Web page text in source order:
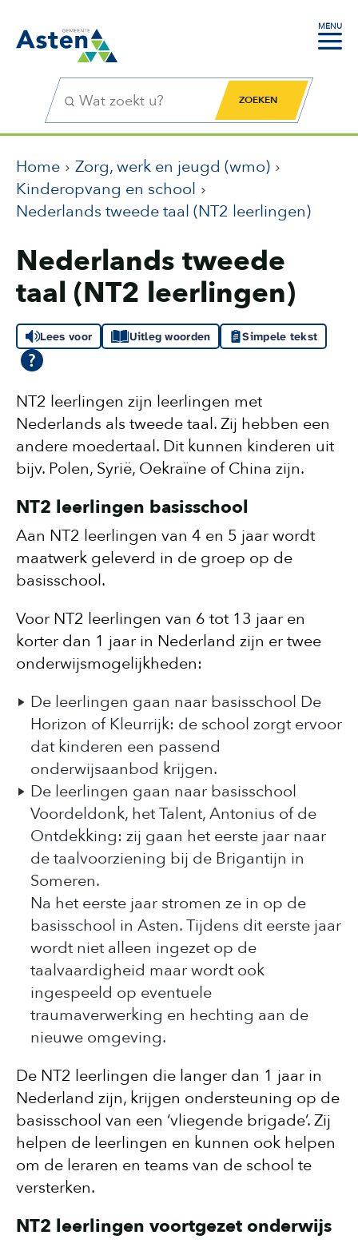
MENU
Zoekfunctie Zoekknop
Home
Zorg, werk en jeugd (wmo)
Kinderopvang en school
Nederlands tweede taal (NT2 leerlingen)
Nederlands tweede
taal (NT2 leerlingen)
Lees voor Uitleg woorden Simpele tekst
NT2 leerlingen zijn leerlingen met
Nederlands als tweede taal. Zij hebben een
andere moedertaal. Dit kunnen kinderen uit
bijv. Polen, Syrië, Oekraïne of China zijn.
NT2 leerlingen basisschool
Aan NT2 leerlingen van 4 en 5 jaar wordt
maatwerk geleverd in de groep op de
basisschool.
Voor NT2 leerlingen van 6 tot 13 jaar en
korter dan 1 jaar in Nederland zijn er twee
onderwijsmogelijkheden:
De leerlingen gaan naar basisschool De
Horizon of Kleurrijk: de school zorgt ervoor
dat kinderen een passend
onderwijsaanbod krijgen.
De leerlingen gaan naar basisschool
Voordeldonk, het Talent, Antonius of de
Ontdekking: zij gaan het eerste jaar naar
de taalvoorziening bij de Brigantijn in
Someren.
Na het eerste jaar stromen ze in op de
basisschool in Asten. Tijdens dit eerste jaar
wordt niet alleen ingezet op de
taalvaardigheid maar wordt ook
ingespeeld op eventuele
traumaverwerking en hechting aan de
nieuwe omgeving.
De NT2 leerlingen die langer dan 1 jaar in
Nederland zijn, krijgen ondersteuning op de
basisschool van een ‘vliegende brigade’. Zij
helpen de leerlingen en kunnen ook helpen
om de leraren en teams van de school te
versterken.
NT2 leerlingen voortgezet onderwijs